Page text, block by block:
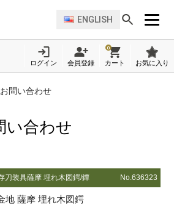
ENGLISH
ログイン 会員登録
0
カート お気に入り
問い合わせ
い合わせ
刀装具薩摩 埋れ木図鍔/鐔 No.636323
地 薩摩 埋れ木図鍔